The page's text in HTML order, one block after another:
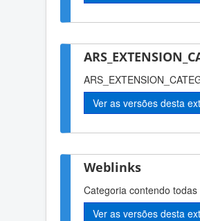
Ver as versões desta
Weblinks
Categoria contendo
Ver as versões desta